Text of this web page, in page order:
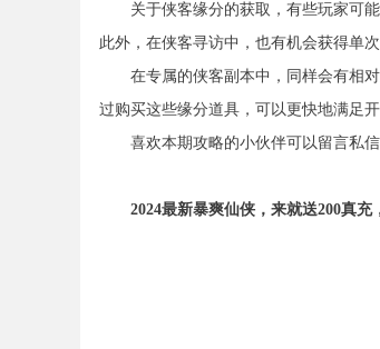
关于侠客缘分的获取，有些玩家可能
此外，在侠客寻访中，也有机会获得单
在专属的侠客副本中，同样会有相对
过购买这些缘分道具，可以更快地满足
喜欢本期攻略的小伙伴可以留言私信
2024最新暴爽仙侠，来就送200真充